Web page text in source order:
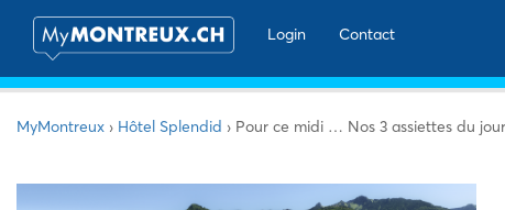
Login
Contact
MyMontreux › Hôtel Splendid › Pour ce midi … Nos 3 assiettes du